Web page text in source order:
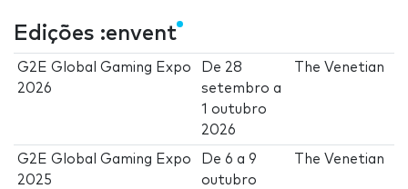
Edições :envent
G2E Global Gaming Expo
2026
De 28
setembro a
1 outubro
2026
The Venetian
G2E Global Gaming Expo
2025
De6 a9
outubro
The Venetian